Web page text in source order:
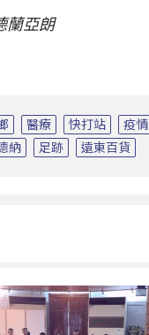
蘭亞朗
醫療 快打站 疫情
納
足跡 遠東百貨